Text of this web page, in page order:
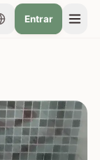
Entrar